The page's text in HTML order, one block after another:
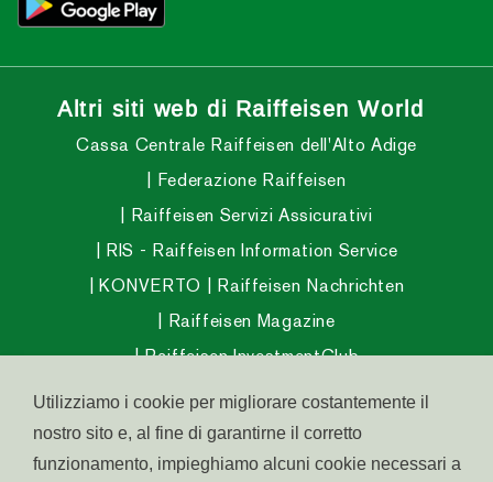
Altri siti web di Raiffeisen World
Cassa Centrale Raiffeisen dell'Alto Adige
Federazione Raiffeisen
Raiffeisen Servizi Assicurativi
RIS - Raiffeisen Information Service
KONVERTO
Raiffeisen Nachrichten
Raiffeisen Magazine
Raiffeisen InvestmentClub
Raiffeisen Fondo Pensione Aperto
Raiffeisen Fondo Salute
Abitare in Alto Adige
Utilizziamo i cookie per migliorare costantemente il
nostro sito e, al fine di garantirne il corretto
funzionamento, impieghiamo alcuni cookie necessari a